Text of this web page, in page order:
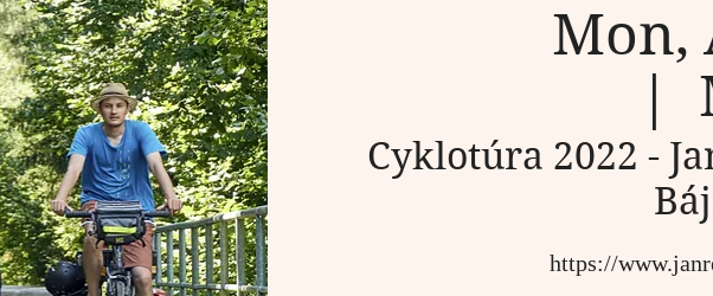
Mon,
  |
Cyklotúra 2022 -
https://